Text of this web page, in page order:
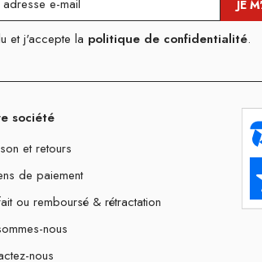
et j'accepte la politique de confidentialité.
société
et retours
de paiement
ou remboursé & rétractation
nous
nous